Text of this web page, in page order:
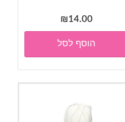
₪14.00
הוסף לסל